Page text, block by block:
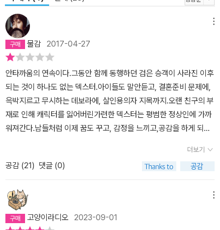
물감2017-04-27
안타까움의 연속이다.그동안 함께 동행하던 검은 승객이 사라진 이후
되는 것이 하나도 없는 덱스터.아이들도 말안듣고, 결혼준비 문제에,
윽박지르고 무시하는 데보라에, 살인용의자 지목까지.오랜 친구의 부
재로 인해 캐릭터를 잃어버린가련한 덱스터는 평범한 정상인에 가까
워져간다.남들처럼 이제 꿈도 꾸고, 감정을 느끼고,공감을 하게 되는
디로 압축하자면｀지못미｀되시겠다.음. 재미 면에서는 전 편보다심
하게 부족하지 않았나 싶다.주인공이 계속 소극적이고 움츠리게 되어
서전개가 상당히 더뎌지고 흥미마저 잃게 만들었다.읽는 내내 사건의
궁금증보다도캐릭터를 언제 다시 되찾는지가 더 중요했다.영화 트랜
스포머2를 보면 옵티머스 프라임이초반에 죽고서 다시 부활하기까지
얼마나 지루했던가.그래도 그 영화는 작품성이라도 있었지,이 책은
더보기
공감 (21) 댓글 (0)
고양이라디오 2023-09-01